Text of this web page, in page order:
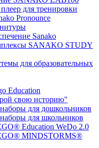
для тренировки
Pronounce
Sanako
SANAKO STUDY
для образовательных
Education
свою историю"
для дошкольников
для школьников
Education WeDo 2.0
MINDSTORMS®